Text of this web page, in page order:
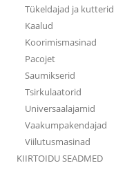
Tükeldajad ja kutterid
Kaalud
Koorimismasinad
Pacojet
Saumikserid
Tsirkulaatorid
Universaalajamid
Vaakumpakendajad
Viilutusmasinad
KIIRTOIDU SEADMED